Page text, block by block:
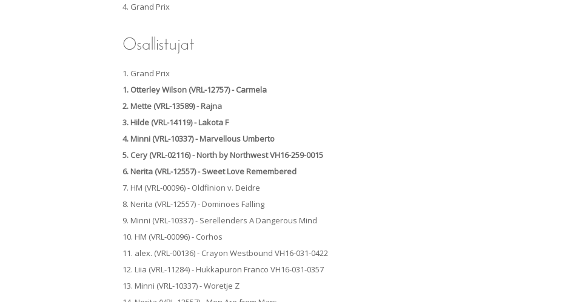
4. Grand Prix
1. Grand Prix
1. Otterley Wilson (VRL-12757) - Carmela
2. Mette (VRL-13589) - Rajna
3. Hilde (VRL-14119) - Lakota F
4. Minni (VRL-10337) - Marvellous Umberto
5. Cery (VRL-02116) - North by Northwest VH16-259-0015
6. Nerita (VRL-12557) - Sweet Love Remembered
7. HM (VRL-00096) - Oldfinion v. Deidre
8. Nerita (VRL-12557) - Dominoes Falling
9. Minni (VRL-10337) - Serellenders A Dangerous Mind
10. HM (VRL-00096) - Corhos
11. alex. (VRL-00136) - Crayon Westbound VH16-031-0422
12. Liia (VRL-11284) - Hukkapuron Franco VH16-031-0357
13. Minni (VRL-10337) - Woretje Z